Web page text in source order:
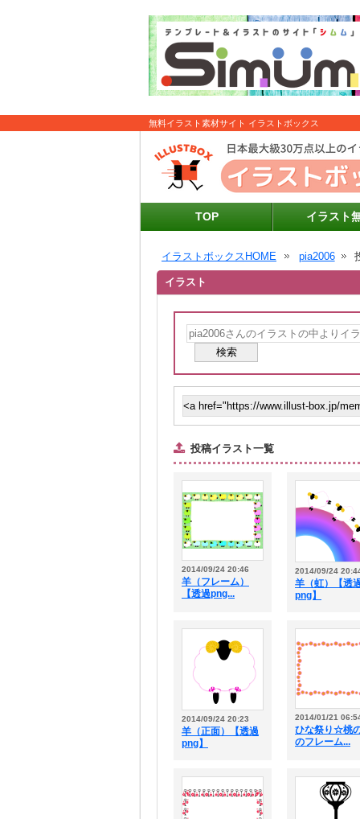
無料イラスト素材サイト イラストボックス
TOP イラスト
イラストボックスHOME pia2006
イラスト
投稿イラスト一覧
2014/09/24 20:46
羊（フレーム）
【透過png...
2014/09/24
羊（虹）【透
png】
2014/09/24 20:23
羊（正面）【透過
png】
2014/01/21
ひな祭り☆桃
のフレーム...